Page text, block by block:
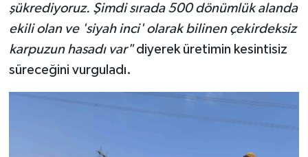
şükrediyoruz. Şimdi sırada 500 dönümlük alanda
ekili olan ve 'siyah inci' olarak bilinen çekirdeksiz
karpuzun hasadı var"diyerek üretimin kesintisiz
süreceğini vurguladı.